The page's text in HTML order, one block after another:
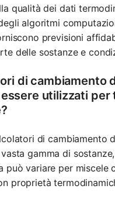
qualità dei dati
algoritmi
previsioni
delle sostanze e
di cambiamento
utilizzati per
di cambiamento
gamma di
può variare per miscele
proprietà